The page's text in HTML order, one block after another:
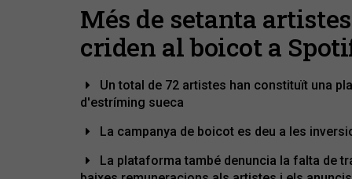
Més de setanta
criden al boicot a
Un total de 72 artistes han constituït una
d'estríming sueca
La campanya de boicot es deu a les
La plataforma també denuncia la falta de